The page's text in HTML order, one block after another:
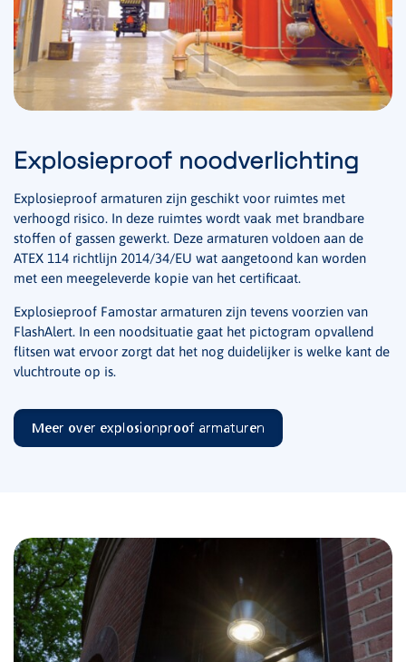
Explosieproof noodverlichting
Explosieproof armaturen zijn geschikt voor ruimtes met
verhoogd risico. In deze ruimtes wordt vaak met brandbare
stoffen of gassen gewerkt. Deze armaturen voldoen aan de
ATEX 114 richtlijn 2014/34/EU wat aangetoond kan worden
met een meegeleverde kopie van het certificaat.
Explosieproof Famostar armaturen zijn tevens voorzien van
FlashAlert. In een noodsituatie gaat het pictogram opvallend
flitsen wat ervoor zorgt dat het nog duidelijker is welke kant de
vluchtroute op is.
Meer over explosionproof armaturen